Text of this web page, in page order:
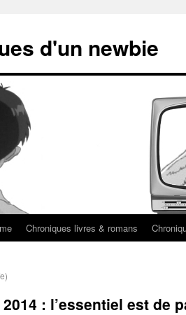
d'un newbie
Chroniques livres & romans
: l’essentiel est de